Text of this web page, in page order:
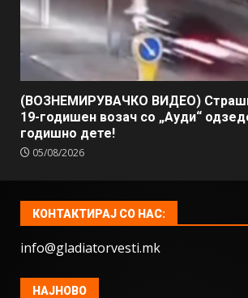
(ВОЗНЕМИРУВАЧКО ВИДЕО)
19-годишен возач со „Ауди“
годишно дете!
05/08/2026
КОНТАКТИРАЈ СО НАС:
info@gladiatorvesti.mk
НАЈНОВО